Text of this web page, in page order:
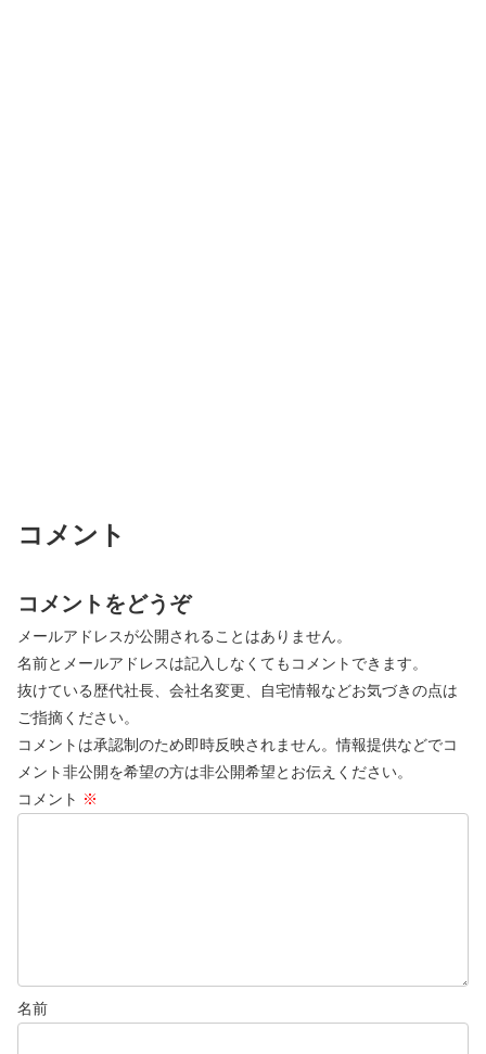
コメント
コメントをどうぞ
メールアドレスが公開されることはありません。
名前とメールアドレスは記入しなくてもコメントできます。
抜けている歴代社長、会社名変更、自宅情報などお気づきの点は
ご指摘ください。
コメントは承認制のため即時反映されません。情報提供などでコ
メント非公開を希望の方は非公開希望とお伝えください。
コメント ※
名前